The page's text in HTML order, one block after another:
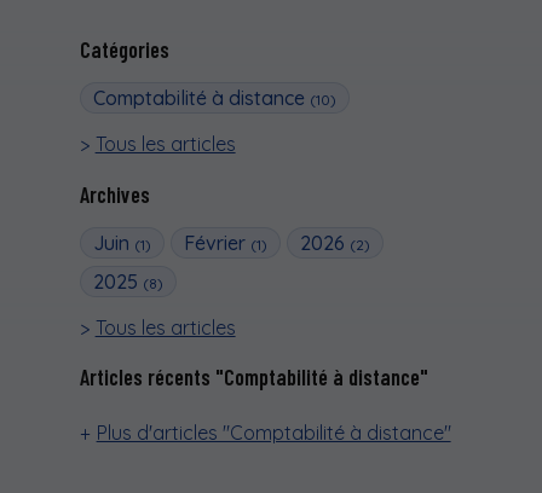
Catégories
Comptabilité à distance (10)
Tous les articles
Archives
Juin (1) Février (1) 2026 (2)
2025 (8)
Tous les articles
Articles récents "Comptabilité à distance"
Plus d'articles "Comptabilité à distance"